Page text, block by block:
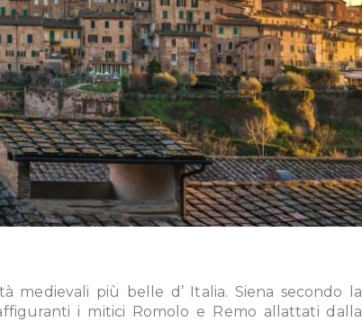
medievali più belle d’ Italia. Siena secondo la
i mitici Romolo e Remo allattati dalla